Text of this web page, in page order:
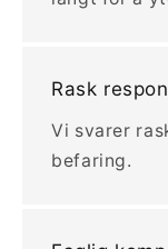
Rask
Vi svarer
befaring.